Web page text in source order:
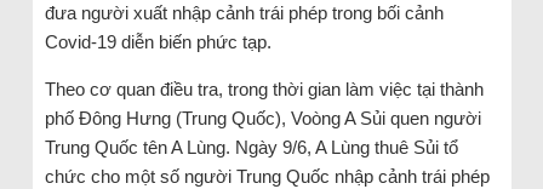
đưa người xuất nhập cảnh trái phép trong bối cảnh
Covid-19 diễn biến phức tạp.
Theo cơ quan điều tra, trong thời gian làm việc tại thành
phố Đông Hưng (Trung Quốc), Voòng A Sủi quen người
Trung Quốc tên A Lùng. Ngày 9/6, A Lùng thuê Sủi tổ
chức cho một số người Trung Quốc nhập cảnh trái phép